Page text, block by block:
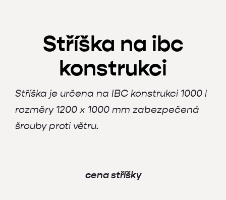
Stříška na ibc
konstrukci
Stříška je určena na IBC konstrukci 1000 l
rozměry 1200 x 1000 mm zabezpečená
šrouby proti větru.
cena stříšky